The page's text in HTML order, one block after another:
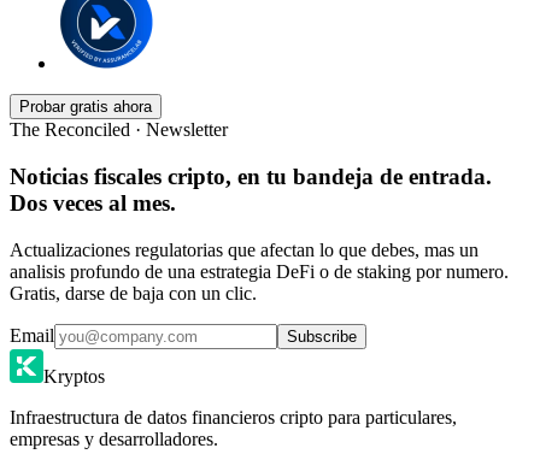
Probar gratis ahora
The Reconciled · Newsletter
Noticias fiscales cripto, en tu bandeja de entrada.
Dos veces al mes.
Actualizaciones regulatorias que afectan lo que debes, mas un
analisis profundo de una estrategia DeFi o de staking por numero.
Gratis, darse de baja con un clic.
Email Subscribe
Kryptos
Infraestructura de datos financieros cripto para particulares,
empresas y desarrolladores.